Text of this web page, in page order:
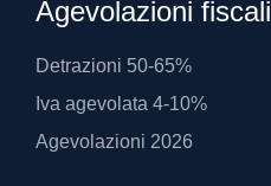
Agevolazioni fiscali
Detrazioni 50-65%
Iva agevolata 4-10%
Agevolazioni 2026